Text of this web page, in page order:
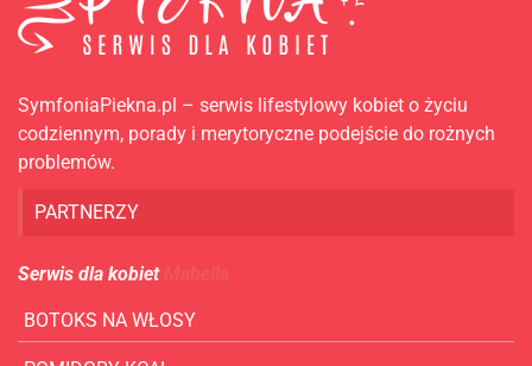
SymfoniaPiekna.pl – serwis lifestylowy kobiet o życiu
codziennym, porady i merytoryczne podejście do rożnych
problemów.
PARTNERZY
Serwis dla kobiet
BOTOKS NA WŁOSY